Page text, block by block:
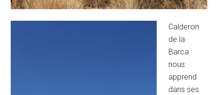
Calderon
de la
Barca
nous
apprend
dans ses